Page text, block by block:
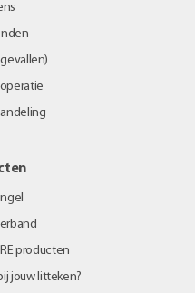
producten
jouw litteken?